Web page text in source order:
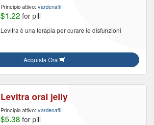
Principio attivo: vardenafil
$1.22 for pill
Levitra è una terapia per curare le disfunzioni
Acquista Ora
Levitra oral jelly
Principio attivo: vardenafil
$5.38 for pill